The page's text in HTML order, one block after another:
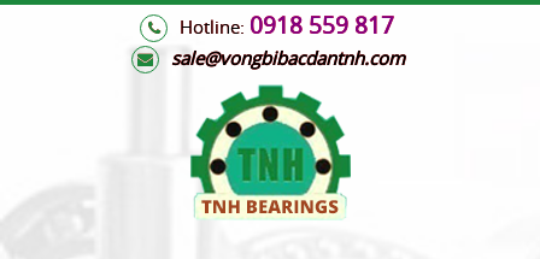
Hotline: 0918 559 817
sale@vongbibacdantnh.com